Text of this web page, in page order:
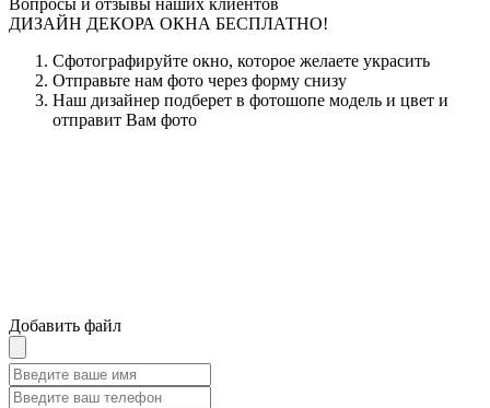
ДИЗАЙН ДЕКОРА ОКНА БЕСПЛАТНО!
Сфотографируйте окно, которое желаете украсить
Отправьте нам фото через форму снизу
Наш дизайнер подберет в фотошопе модель и цвет и
отправит Вам фото
Добавить файл